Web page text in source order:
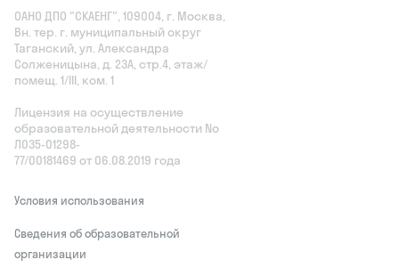
ОАНО ДПО "СКАЕНГ", 109004, г. Москва,
Вн. тер. г. муниципальный округ
Таганский, ул. Александра
Солженицына, д. 23А, стр.4, этаж/
помещ. 1/III, ком. 1
Лицензия на осуществление
образовательной деятельности No
Л035‑01298-
77/00181469 от 06.08.2019 года
Условия использования
Сведения об образовательной
организации